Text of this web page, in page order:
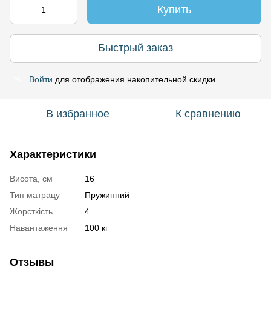
Купить
Быстрый заказ
Войти для отображения накопительной скидки
В избранное К сравнению
Характеристики
Висота, см
16
Тип матрацу
Пружинний
Жорсткість
4
Навантаження
100 кг
Отзывы